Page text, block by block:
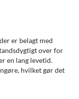
er belagt med
over for
en lang levetid.
hvilket gør det